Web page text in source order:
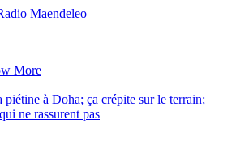
More
à Doha; ça crépite sur le terrain;
ne rassurent pas